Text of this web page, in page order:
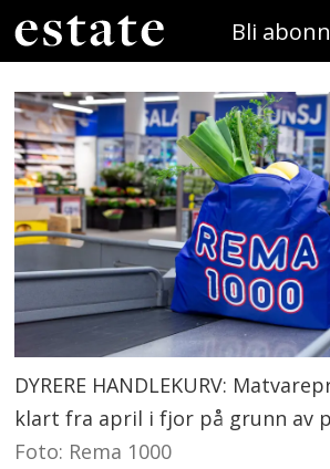
Bli
DYRERE HANDLEKURV:
klart fra april i fjor på grunn av
Foto: Rema 1000